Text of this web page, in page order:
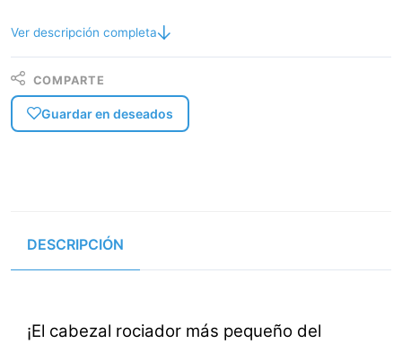
Ver descripción completa
COMPARTE
Guardar en deseados
DESCRIPCIÓN
¡El cabezal rociador más pequeño del